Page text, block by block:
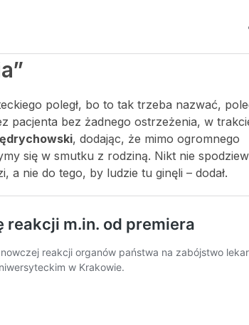
poległ, bo to tak trzeba nazwać,
pacjenta bez żadnego ostrzeżenia, w
, dodając, że mimo ogromnego
się w smutku z rodziną. Nikt nie
nie do tego, by ludzie tu ginęli – dodał.